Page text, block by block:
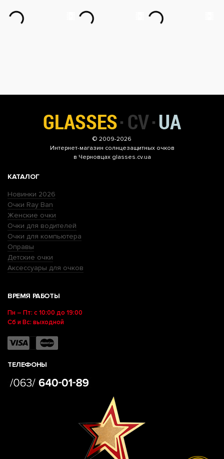
© 2009-2026
Интернет-магазин солнцезащитных очков
в Черновцах glasses.cv.ua
КАТАЛОГ
Новинки 2026
Очки Ray Ban
Женские очки
Очки для водителей
Очки для компьютера
Оправы
Детские очки
Аксессуары для очков
ВРЕМЯ РАБОТЫ
Пн – Пт: с 10:00 до 19:00
Сб и Вс: выходной
ТЕЛЕФОНЫ